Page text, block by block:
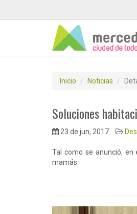
Inicio Noticias
Soluciones
23 de jun, 2017
Tal como se anunció, en
mamás.